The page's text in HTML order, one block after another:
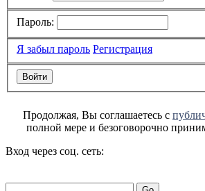
Пароль:
Я забыл пароль Регистрация
Продолжая, Вы соглашаетесь с
полной мере и безоговорочно
Вход через соц. сеть: